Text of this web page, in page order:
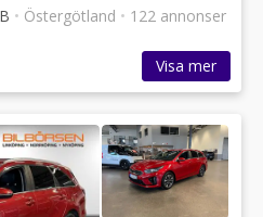
• Östergötland • 122 annonser
Visa mer